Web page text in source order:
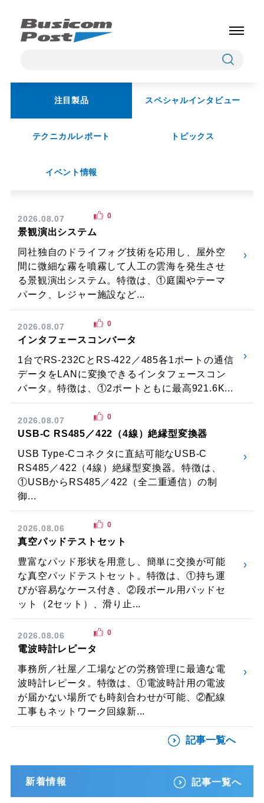
注目製品 スペシャルインタビュー
テクニカルレポート トピックス
イベント情報
2026.08.07
景観演出システム
同社独自のドライフォグ技術を応用し、屋外空
間に微細な霧を噴霧して人工の雲海を発生させ
る景観演出システム。特徴は、①庭園やテーマ
パーク、レジャー施設など...
0
2026.08.07
インタフェースコンバータ
1台でRS-232CとRS-422／485各1ポートの通信
データをLANに変換できるインタフェースコン
バータ。特徴は、①2ポートともに最高921.6K...
0
2026.08.07
USB-C RS485／422（4線）絶縁型変換器
USB Type-Cコネクタに直結可能なUSB-C
RS485／422（4線）絶縁型変換器。特徴は、
①USBからRS485／422（全二重通信）の制
御...
0
2026.08.06
真空パッドテストセット
豊富なパッド形状を用意し、簡単に交換が可能
な真空パッドテストセット。特徴は、①持ち運
びが容易なケース付き、②段ボール用パッドセ
ット（2セット）、滑り止...
0
2026.08.06
電波時計レピータ
事務所／社屋／工場などの労務管理に最適な電
波時計レピータ。特徴は、①電波時計用の電波
が届かない場所でも時刻合わせが可能、②配線
工事もネットワーク回線新...
0
記事一覧へ
新着情報 記事一覧へ